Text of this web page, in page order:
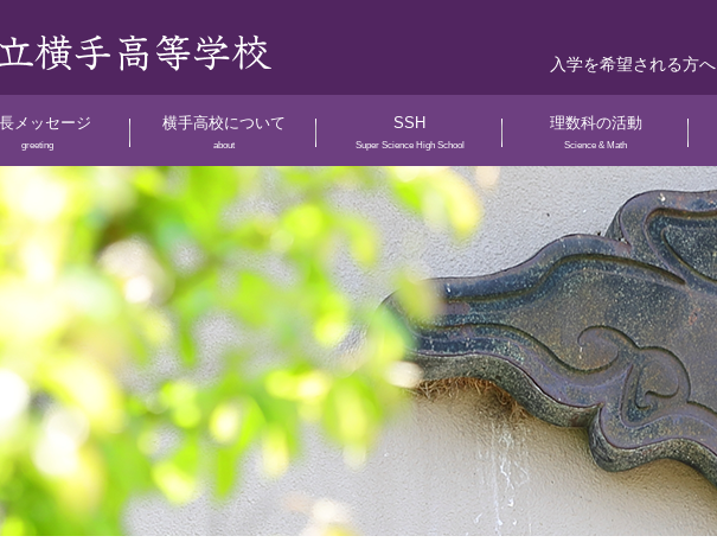
入学を希望される方へ
メッセージ
greeting
横手高校について
about
SSH
Super Science High School
理数科の活動
Science & Math